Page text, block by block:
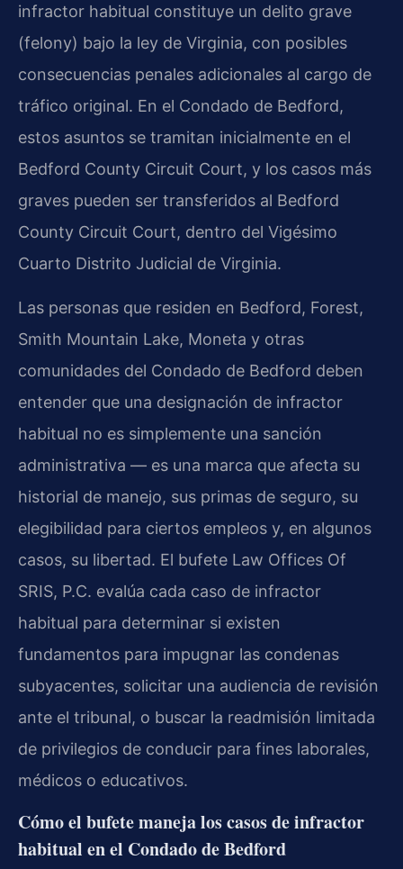
infractor habitual constituye un delito grave
(felony) bajo la ley de Virginia, con posibles
consecuencias penales adicionales al cargo de
tráfico original. En el Condado de Bedford,
estos asuntos se tramitan inicialmente en el
Bedford County Circuit Court, y los casos más
graves pueden ser transferidos al Bedford
County Circuit Court, dentro del Vigésimo
Cuarto Distrito Judicial de Virginia.
Las personas que residen en Bedford, Forest,
Smith Mountain Lake, Moneta y otras
comunidades del Condado de Bedford deben
entender que una designación de infractor
habitual no es simplemente una sanción
administrativa — es una marca que afecta su
historial de manejo, sus primas de seguro, su
elegibilidad para ciertos empleos y, en algunos
casos, su libertad. El bufete Law Offices Of
SRIS, P.C. evalúa cada caso de infractor
habitual para determinar si existen
fundamentos para impugnar las condenas
subyacentes, solicitar una audiencia de revisión
ante el tribunal, o buscar la readmisión limitada
de privilegios de conducir para fines laborales,
médicos o educativos.
Cómo el bufete maneja los casos de infractor
habitual en el Condado de Bedford